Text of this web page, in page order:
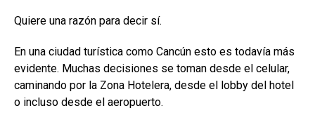
Quiere una razón para decir sí.
En una ciudad turística como Cancún esto es todavía más
evidente. Muchas decisiones se toman desde el celular,
caminando por la Zona Hotelera, desde el lobby del hotel
o incluso desde el aeropuerto.